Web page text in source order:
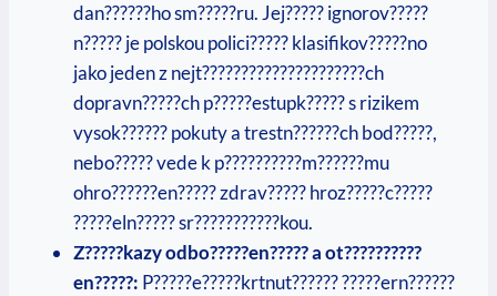
dan??????ho sm?????ru. Jej????? ignorov?????
n????? je polskou polici????? klasifikov?????no
jako jeden z nejt?????????????????????ch
dopravn?????ch p?????estupk????? s rizikem
vysok?????? pokuty a trestn??????ch bod?????,
nebo????? vede k p??????????m??????mu
ohro??????en????? zdrav????? hroz?????c?????
?????eln????? sr???????????kou.
Z?????kazy odbo?????en????? a ot??????????
en?????: P?????e?????krtnut?????? ?????ern??????